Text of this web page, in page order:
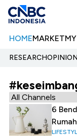
HOMEMARKET
RESEARCHOPINION
6